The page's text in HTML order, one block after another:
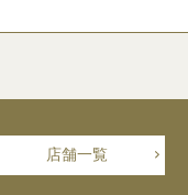
店舗一覧